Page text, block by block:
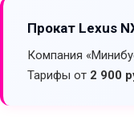
Прокат Lexus
Компания
Тарифы от 2 900